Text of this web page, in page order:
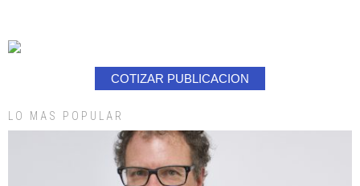
COTIZAR PUBLICACION
LO MAS POPULAR